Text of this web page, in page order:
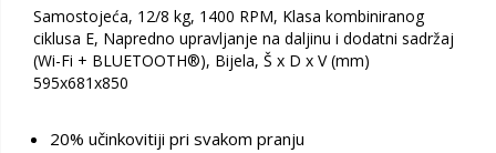
Samostojeća, 12/8 kg, 1400 RPM, Klasa kombiniranog
ciklusa E, Napredno upravljanje na daljinu i dodatni sadržaj
(Wi-Fi + BLUETOOTH®), Bijela, Š x D x V (mm)
595x681x850
20% učinkovitiji pri svakom pranju